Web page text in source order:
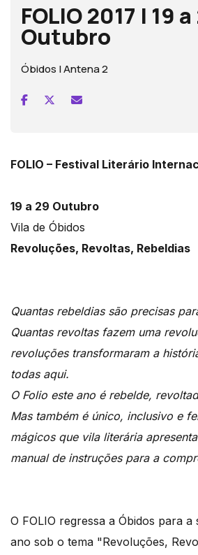
FOLIO 2017 | 19
Outubro
Óbidos | Antena 2
FOLIO – Festival Literário
19 a 29 Outubro
Vila de Óbidos
Revoluções, Revoltas, Rebeldias
Quantas rebeldias são precisas
Quantas revoltas fazem uma
revoluções transformaram a
todas aqui.
O Folio este ano é rebelde,
Mas também é único, inclusivo e
mágicos que vila literária
manual de instruções para a
O FOLIO regressa a Óbidos para a
ano sob o tema "Revoluções,